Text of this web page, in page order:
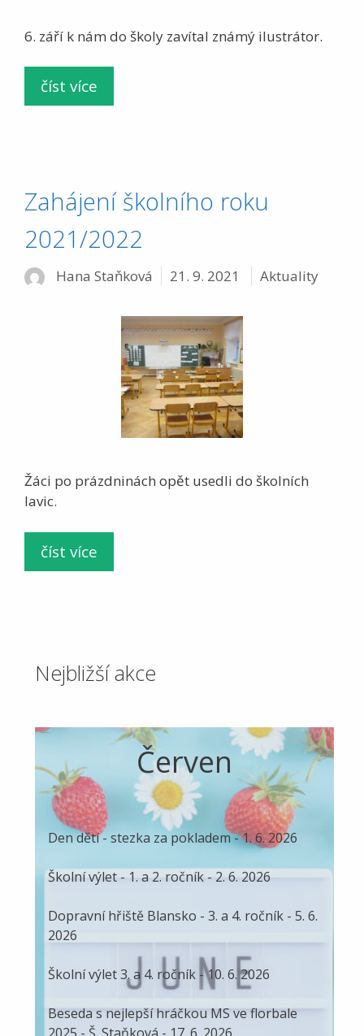
6. září k nám do školy zavítal známý ilustrátor.
číst více
Zahájení školního roku
2021/2022
Hana Staňková 21. 9. 2021 Rubriky
Aktuality
Žáci po prázdninách opět usedli do školních
lavic.
číst více
Nejbližší akce
Červen
Den dětí - stezka za pokladem - 1. 6. 2026
Školní výlet - 1. a 2. ročník - 2. 6. 2026
Dopravní hřiště Blansko - 3. a 4. ročník - 5. 6.
2026
Školní výlet 3. a 4. ročník - 10. 6. 2026
Beseda s nejlepší hráčkou MS ve florbale